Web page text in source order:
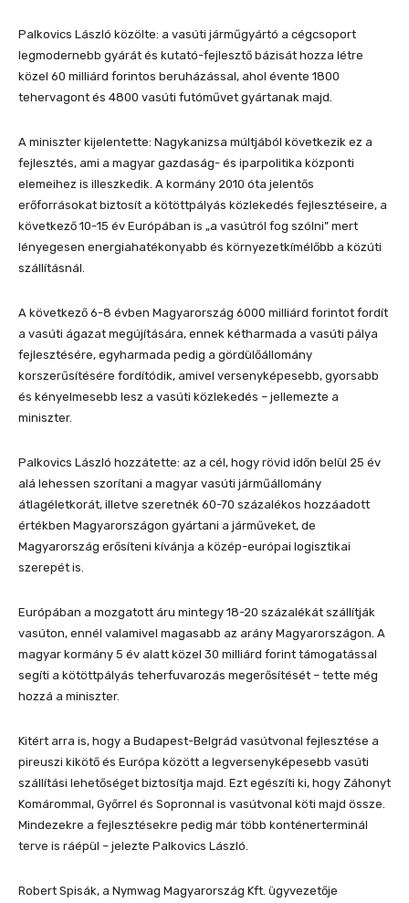
Palkovics László közölte: a vasúti járműgyártó a cégcsoport
legmodernebb gyárát és kutató-fejlesztő bázisát hozza létre
közel 60 milliárd forintos beruházással, ahol évente 1800
tehervagont és 4800 vasúti futóművet gyártanak majd.
A miniszter kijelentette: Nagykanizsa múltjából következik ez a
fejlesztés, ami a magyar gazdaság- és iparpolitika központi
elemeihez is illeszkedik. A kormány 2010 óta jelentős
erőforrásokat biztosít a kötöttpályás közlekedés fejlesztéseire, a
következő 10-15 év Európában is „a vasútról fog szólni” mert
lényegesen energiahatékonyabb és környezetkímélőbb a közúti
szállításnál.
A következő 6-8 évben Magyarország 6000 milliárd forintot fordít
a vasúti ágazat megújítására, ennek kétharmada a vasúti pálya
fejlesztésére, egyharmada pedig a gördülőállomány
korszerűsítésére fordítódik, amivel versenyképesebb, gyorsabb
és kényelmesebb lesz a vasúti közlekedés – jellemezte a
miniszter.
Palkovics László hozzátette: az a cél, hogy rövid időn belül 25 év
alá lehessen szorítani a magyar vasúti járműállomány
átlagéletkorát, illetve szeretnék 60-70 százalékos hozzáadott
értékben Magyarországon gyártani a járműveket, de
Magyarország erősíteni kívánja a közép-európai logisztikai
szerepét is.
Európában a mozgatott áru mintegy 18-20 százalékát szállítják
vasúton, ennél valamivel magasabb az arány Magyarországon. A
magyar kormány 5 év alatt közel 30 milliárd forint támogatással
segíti a kötöttpályás teherfuvarozás megerősítését – tette még
hozzá a miniszter.
Kitért arra is, hogy a Budapest-Belgrád vasútvonal fejlesztése a
pireuszi kikötő és Európa között a legversenyképesebb vasúti
szállítási lehetőséget biztosítja majd. Ezt egészíti ki, hogy Záhonyt
Komárommal, Győrrel és Sopronnal is vasútvonal köti majd össze.
Mindezekre a fejlesztésekre pedig már több konténerterminál
terve is ráépül – jelezte Palkovics László.
Robert Spisák, a Nymwag Magyarország Kft. ügyvezetője